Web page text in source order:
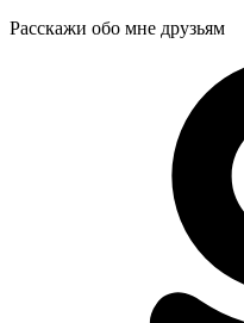
Расскажи обо мне друзьям